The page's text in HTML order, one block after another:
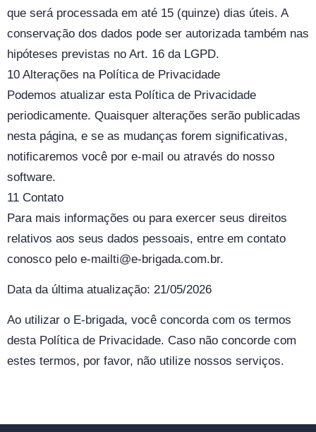
que será processada em até 15 (quinze) dias úteis. A
conservação dos dados pode ser autorizada também nas
hipóteses previstas no Art. 16 da LGPD.
10 Alterações na Política de Privacidade
Podemos atualizar esta Política de Privacidade
periodicamente. Quaisquer alterações serão publicadas
nesta página, e se as mudanças forem significativas,
notificaremos você por e-mail ou através do nosso
software.
11 Contato
Para mais informações ou para exercer seus direitos
relativos aos seus dados pessoais, entre em contato
conosco pelo e-mailti@e-brigada.com.br.
Data da última atualização: 21/05/2026
Ao utilizar o E-brigada, você concorda com os termos
desta Política de Privacidade. Caso não concorde com
estes termos, por favor, não utilize nossos serviços.